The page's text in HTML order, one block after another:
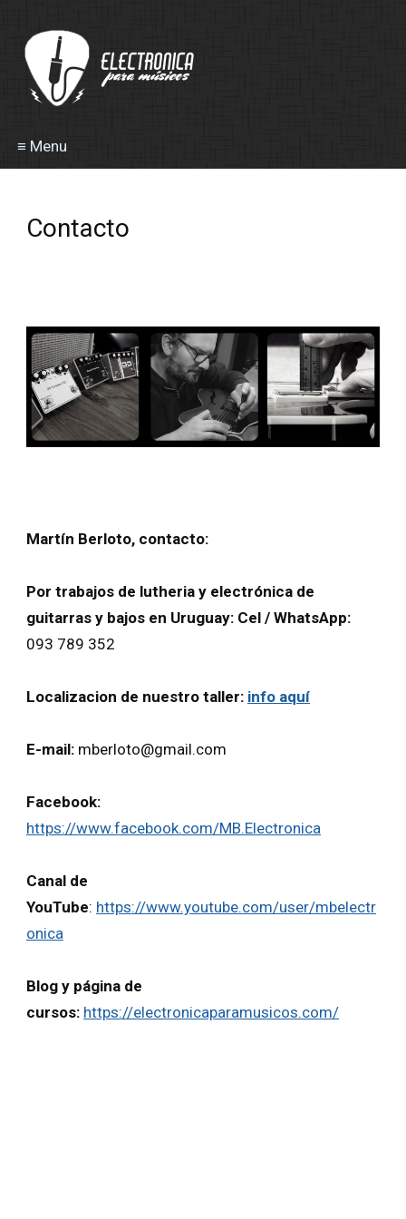
≡ Menu
Contacto
Martín Berloto, contacto:
Por trabajos de lutheria y electrónica de
guitarras y bajos en Uruguay: Cel / WhatsApp:
093 789 352
Localizacion de nuestro taller: info aquí
E-mail: mberloto@gmail.com
Facebook:
https://www.facebook.com/MB.Electronica
Canal de
YouTube: https://www.youtube.com/user/mbelectr
onica
Blog y página de
cursos: https://electronicaparamusicos.com/